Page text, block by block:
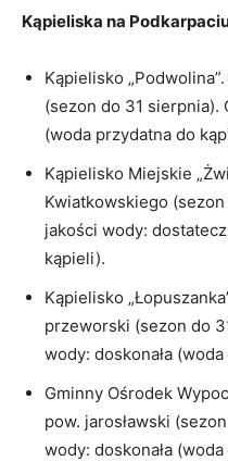
Kąpieliska na
Kąpielisko
(sezon do 31 sierpnia).
(woda przydatna do
Kąpielisko Miejskie
Kwiatkowskiego
jakości wody:
kąpieli).
Kąpielisko
przeworski (sezon do
wody: doskonała
Gminny Ośrodek
pow. jarosławski
wody: doskonała